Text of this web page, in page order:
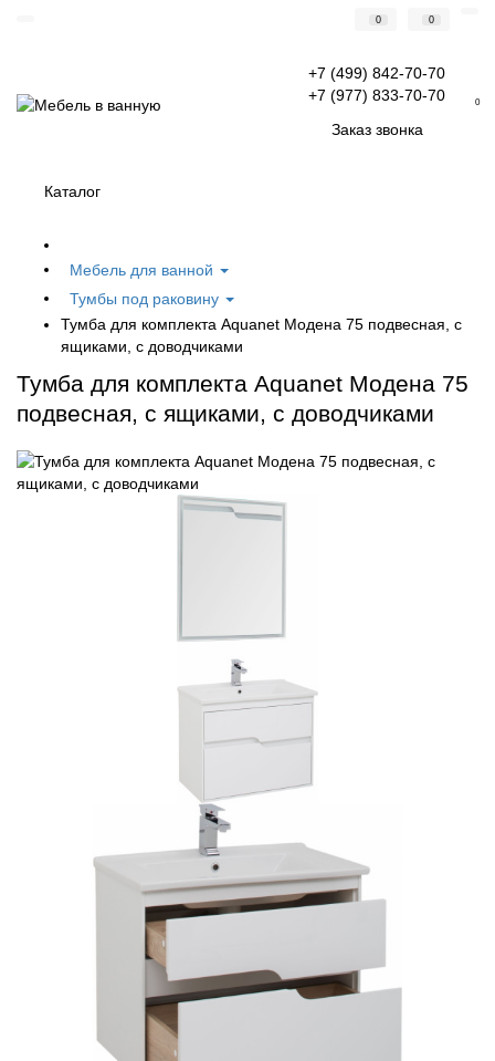
0 0
+7 (499) 842-70-70
+7 (977) 833-70-70
Заказ звонка
0
Каталог
Мебель для ванной
Тумбы под раковину
Тумба для комплекта Aquanet Модена 75 подвесная, с
ящиками, с доводчиками
Тумба для комплекта Aquanet Модена 75
подвесная, с ящиками, с доводчиками